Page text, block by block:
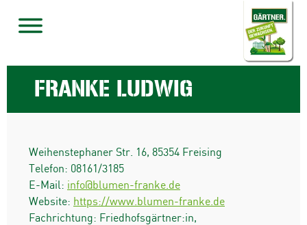
FRANKE LUDWIG
Weihenstephaner Str. 16, 85354 Freising
Telefon: 08161/3185
E-Mail: info@blumen-franke.de
Website: https://www.blumen-franke.de
Fachrichtung: Friedhofsgärtner:in,